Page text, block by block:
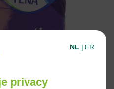
NL | FR
privacy